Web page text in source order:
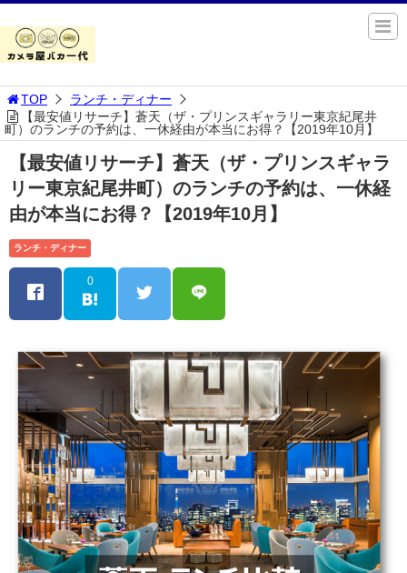
TOP
ランチ・ディナー
【最安値リサーチ】蒼天（ザ・プリンスギャラリー東京紀尾井
町）のランチの予約は、一休経由が本当にお得？【2019年10月】
【最安値リサーチ】蒼天（ザ・プリンスギャラ
リー東京紀尾井町）のランチの予約は、一休経
由が本当にお得？【2019年10月】
ランチ・ディナー
0